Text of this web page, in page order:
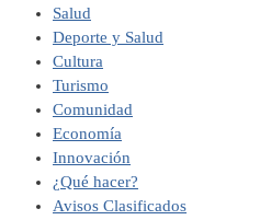
Salud
Deporte y Salud
Cultura
Turismo
Comunidad
Economía
Innovación
¿Qué hacer?
Avisos Clasificados